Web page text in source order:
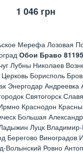
1 046грн
Мерефа Лозовая
Обои Браво
Лубны Николаев
Борисполь
Андреевка
Святогорск
Краснодон
Большая
Луцк
Ровно